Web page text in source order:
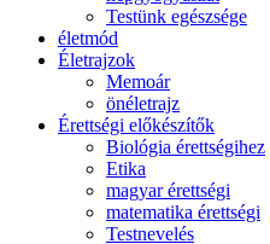
Testünk egészsége
életmód
Életrajzok
Memoár
önéletrajz
Érettségi előkészítők
Biológia érettségihez
Etika
magyar érettségi
matematika érettségi
Testnevelés